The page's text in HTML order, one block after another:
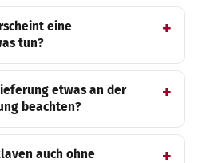
eine
tun?
etwas an der
beachten?
auch ohne